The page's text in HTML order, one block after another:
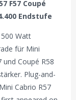
F57 Coupé
Endstufe
Watt
für Mini
und Coupé R58
Plug-and-
Cabrio R57